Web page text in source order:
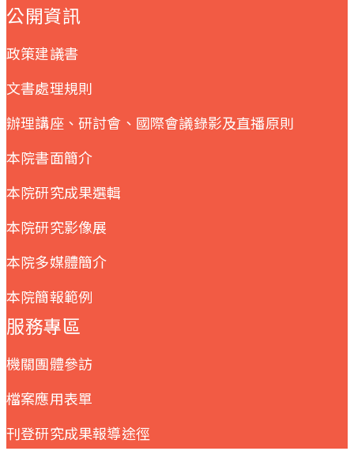
公開資訊
政策建議書
文書處理規則
辦理講座、研討會、國際會議錄影及直播原則
本院書面簡介
本院研究成果選輯
本院研究影像展
本院多媒體簡介
本院簡報範例
服務專區
機關團體參訪
檔案應用表單
刊登研究成果報導途徑